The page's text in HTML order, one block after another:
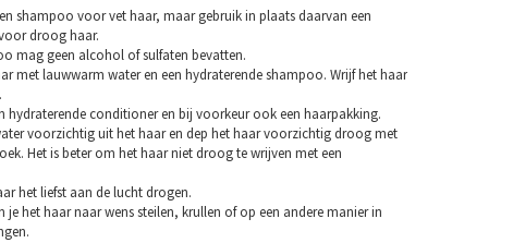
shampoo voor vet haar, maar gebruik in plaats daarvan een
droog haar.
mag geen alcohol of sulfaten bevatten.
met lauwwarm water en een hydraterende shampoo. Wrijf het haar
hydraterende conditioner en bij voorkeur ook een haarpakking.
voorzichtig uit het haar en dep het haar voorzichtig droog met
Het is beter om het haar niet droog te wrijven met een
het liefst aan de lucht drogen.
je het haar naar wens steilen, krullen of op een andere manier in